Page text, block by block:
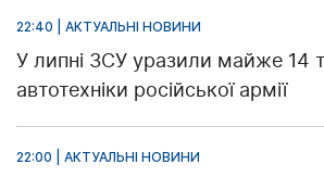
22:40 | АКТУАЛЬНІ НОВИНИ
У липні ЗСУ уразили майже 14
автотехніки російської армії
22:00 | АКТУАЛЬНІ НОВИНИ